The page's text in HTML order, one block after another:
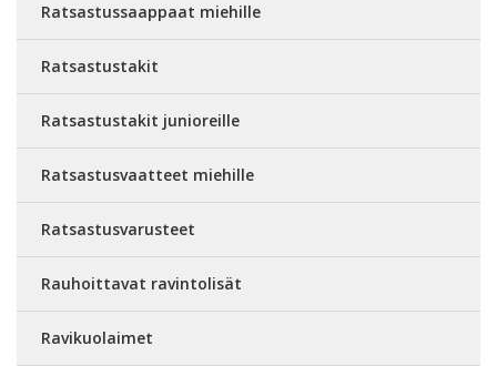
Ratsastussaappaat miehille
Ratsastustakit
Ratsastustakit junioreille
Ratsastusvaatteet miehille
Ratsastusvarusteet
Rauhoittavat ravintolisät
Ravikuolaimet